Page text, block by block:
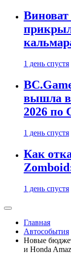
1 день спустя
вышла в
2026 по
1 день спустя
Как
1 день спустя
Главная
Автособытия
Новые
и Honda